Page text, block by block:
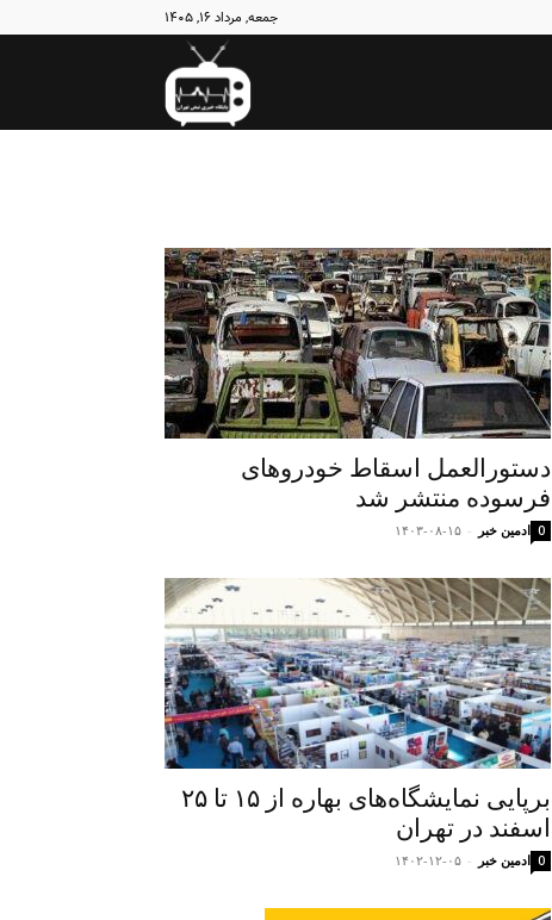
جمعه, مرداد ۱۶, ۱۴۰۵
نبض
دستورالعمل اسقاط خودروهای
فرسوده منتشر شد
ادمین خبر - ۱۴۰۳-۰۸-۱۵ 0
برپایی نمایشگاه‌های بهاره از ۱۵ تا ۲۵
اسفند در تهران
ادمین خبر - ۱۴۰۲-۱۲-۰۵ 0